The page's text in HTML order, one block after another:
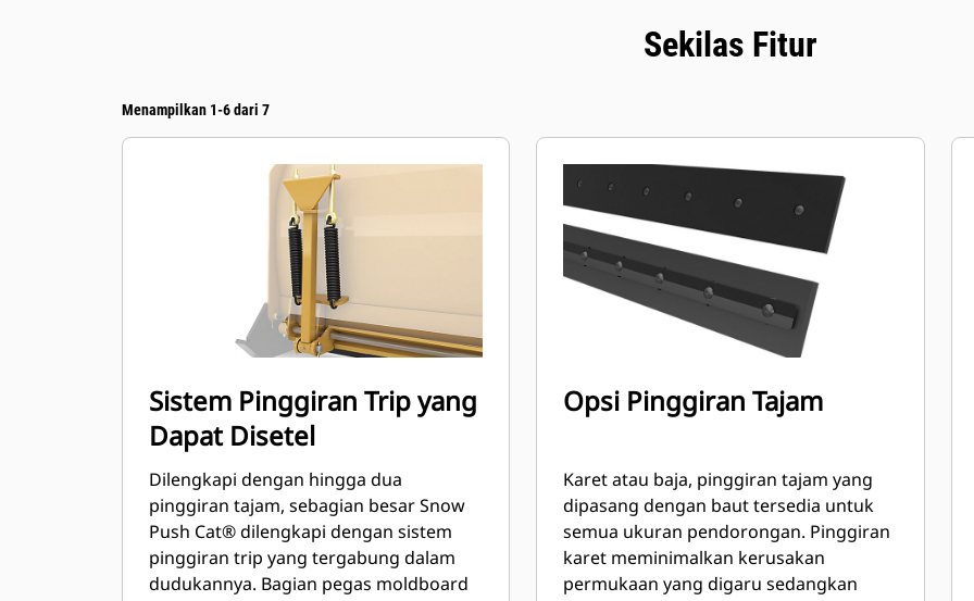
Sekilas Fitur
Menampilkan 1-6 dari 7
Sistem Pinggiran Trip yang
Dapat Disetel
Dilengkapi dengan hingga dua
pinggiran tajam, sebagian besar Snow
Push Cat® dilengkapi dengan sistem
pinggiran trip yang tergabung dalam
dudukannya. Bagian pegas moldboard
Opsi Pinggiran Tajam
Karet atau baja, pinggiran tajam yang
dipasang dengan baut tersedia untuk
semua ukuran pendorongan. Pinggiran
karet meminimalkan kerusakan
permukaan yang digaru sedangkan